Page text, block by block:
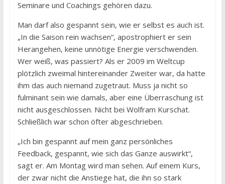
Seminare und Coachings gehören dazu.
Man darf also gespannt sein, wie er selbst es auch ist.
„In die Saison rein wachsen“, apostrophiert er sein
Herangehen, keine unnötige Energie verschwenden.
Wer weiß, was passiert? Als er 2009 im Weltcup
plötzlich zweimal hintereinander Zweiter war, da hatte
ihm das auch niemand zugetraut. Muss ja nicht so
fulminant sein wie damals, aber eine Überraschung ist
nicht ausgeschlossen. Nicht bei Wolfram Kurschat.
Schließlich war schon öfter abgeschrieben.
„Ich bin gespannt auf mein ganz persönliches
Feedback, gespannt, wie sich das Ganze auswirkt“,
sagt er. Am Montag wird man sehen. Auf einem Kurs,
der zwar nicht die Anstiege hat, die ihn so stark